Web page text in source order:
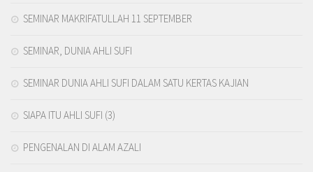
SEMINAR MAKRIFATULLAH 11 SEPTEMBER
SEMINAR, DUNIA AHLI SUFI
SEMINAR DUNIA AHLI SUFI DALAM SATU KERTAS KAJIAN
SIAPA ITU AHLI SUFI (3)
PENGENALAN DI ALAM AZALI